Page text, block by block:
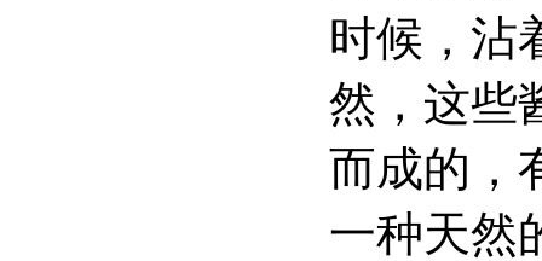
时候，沾
然，这些
而成的，
一种天然